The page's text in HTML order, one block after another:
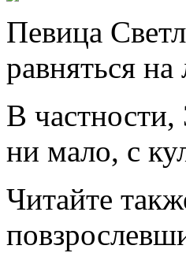
Пeвицa
равняться
В частности,
ни мало, с
Читайте